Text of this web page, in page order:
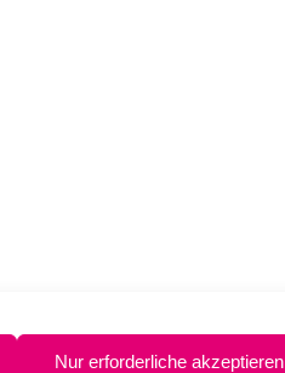
Nur erforderliche akzeptieren